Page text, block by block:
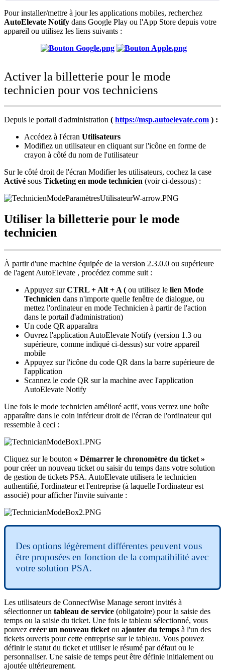
Pour installer/mettre à jour les applications mobiles, recherchez
AutoElevate Notify dans Google Play ou l'App Store depuis votre
appareil ou utilisez les liens suivants :
Activer la billetterie pour le mode
technicien pour vos techniciens
Depuis le portail d'administration ( https://msp.autoelevate.com ) :
Accédez à l'écran Utilisateurs
Modifiez un utilisateur en cliquant sur l'icône en forme de
crayon à côté du nom de l'utilisateur
Sur le côté droit de l'écran Modifier les utilisateurs, cochez la case
Activé sous Ticketing en mode technicien (voir ci-dessous) :
Utiliser la billetterie pour le mode
technicien
À partir d'une machine équipée de la version 2.3.0.0 ou supérieure
de l'agent AutoElevate , procédez comme suit :
Appuyez sur CTRL + Alt + A ( ou utilisez le lien Mode
Technicien dans n'importe quelle fenêtre de dialogue, ou
mettez l'ordinateur en mode Technicien à partir de l'action
dans le portail d'administration)
Un code QR apparaîtra
Ouvrez l'application AutoElevate Notify (version 1 .3 ou
supérieure, comme indiqué ci-dessus) sur votre appareil
mobile
Appuyez sur l'icône du code QR dans la barre supérieure de
l'application
Scannez le code QR sur la machine avec l'application
AutoElevate Notify
Une fois le mode technicien amélioré actif, vous verrez une boîte
apparaître dans le coin inférieur droit de l'écran de l'ordinateur qui
ressemble à ceci :
Cliquez sur le bouton « Démarrer le chronomètre du ticket »
pour créer un nouveau ticket ou saisir du temps dans votre solution
de gestion de tickets PSA. AutoElevate utilisera le technicien
authentifié, l'ordinateur et l'entreprise (à laquelle l'ordinateur est
associé) pour afficher l'invite suivante :
Des options légèrement différentes peuvent vous
être proposées en fonction de la compatibilité avec
votre solution PSA.
Les utilisateurs de ConnectWise Manage seront invités à
sélectionner un tableau de service (obligatoire) pour la saisie des
temps ou la saisie du ticket. Une fois le tableau sélectionné, vous
pouvez créer un nouveau ticket ou ajouter du temps à l'un des
tickets ouverts pour cette entreprise sur le tableau. Vous pouvez
définir le statut du ticket et utiliser le résumé par défaut ou le
personnaliser. Une saisie de temps peut être définie initialement ou
ajoutée ultérieurement.